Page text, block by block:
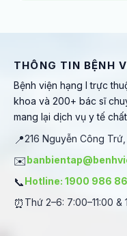
THÔNG TIN BỆNH
Bệnh viện hạng I trực
khoa và 200+ bác sĩ
mang lại dịch vụ y tế
📍216 Nguyễn Công
✉️
📞Hotline: 1900 986
⏰ Thứ 2–6: 7:00–11:00